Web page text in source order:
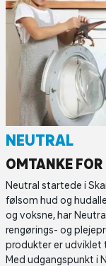
NEUTRAL
OMTANKE
Neutral startede i
følsom hud og
og voksne, har
rengørings- og
produkter er udviklet
Med udgangspunkt i